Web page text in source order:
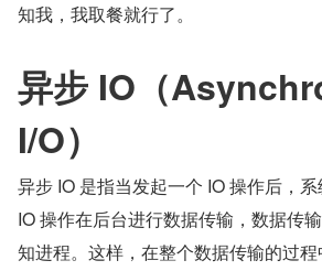
知我，我取餐就行了。
异步 IO（
I/O）
异步 IO 是指当发起一个 IO 操作后，
IO 操作在后台进行数据传输，数据传
知进程。这样，在整个数据传输的过